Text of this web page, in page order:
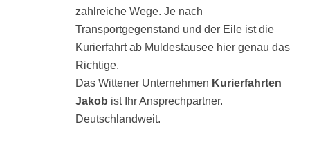
zahlreiche Wege. Je nach
Transportgegenstand und der Eile ist die
Kurierfahrt ab Muldestausee hier genau das
Richtige.
Das Wittener Unternehmen Kurierfahrten
Jakob ist Ihr Ansprechpartner.
Deutschlandweit.